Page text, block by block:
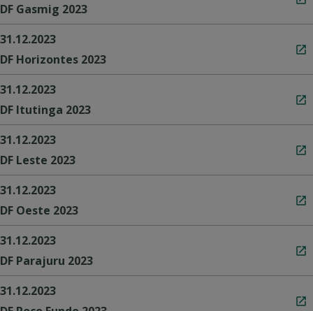
DF Gasmig 2023
31.12.2023
DF Horizontes 2023
31.12.2023
DF Itutinga 2023
31.12.2023
DF Leste 2023
31.12.2023
DF Oeste 2023
31.12.2023
DF Parajuru 2023
31.12.2023